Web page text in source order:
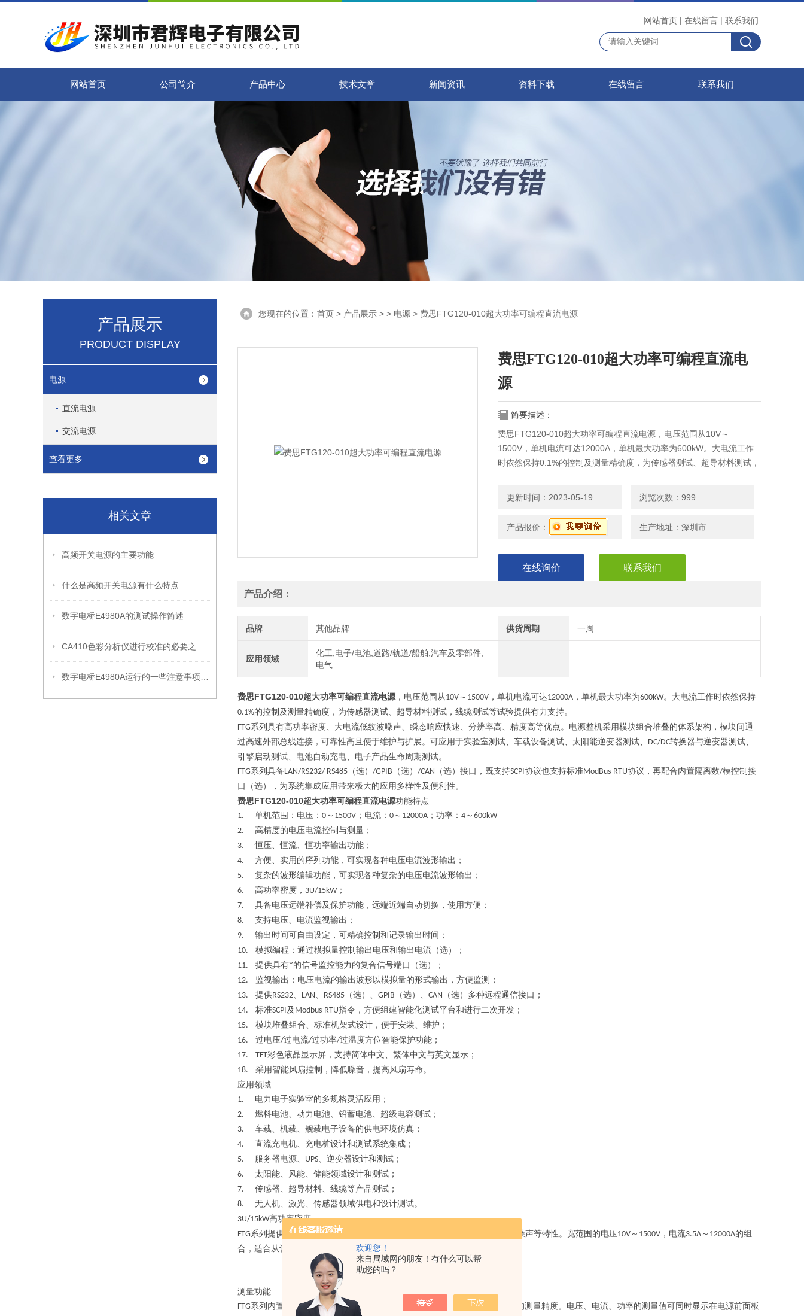
欢迎您！
来自局域网的朋友！有什么可以帮
助您的吗？
网站首页 | 在线留言 | 联系我们
网站首页 公司简介 产品中心 技术文章 新闻资讯 资料下载 在线留言 联系我们
产品展示
PRODUCT DISPLAY
电源
直流电源
交流电源
查看更多
相关文章
高频开关电源的主要功能
什么是高频开关电源有什么特点
数字电桥E4980A的测试操作简述
您现在的位置： 首页 > 产品展示 > > 电源 > 费思FTG120-010超大功率可编程直流电源
费思FTG120-010超大功率可编程直流电
源
简要描述：
费思FTG120-010超大功率可编程直流电源，电压范围从10V～
1500V，单机电流可达12000A，单机最大功率为600kW。大电流工作
时依然保持0.1%的控制及测量精确度，为传感器测试、超导材料测试，
更新时间：2023-05-19 浏览次数：999
产品报价： 生产地址：深圳市
在线询价 联系我们
产品介绍：
品牌 其他品牌 供货周期 一周
应用领域
化工,电子/电池,道路/轨道/船舶,汽车及零部件,
电气
费思FTG120-010超大功率可编程直流电源，电压范围从10V ～ 1500V ，单机电流可达12000A ，单机最大功率为600kW。大电流工作时依然保持
0.1%的控制及测量精确度，为传感器测试、超导材料测试，线缆测试等试验提供有力支持。
FTG系列具有高功率密度、大电流低纹波噪声、瞬态响应快速、分辨率高、精度高等优点。电源整机采用模块组合堆叠的体系架构，模块间通
过高速外部总线连接，可靠性高且便于维护与扩展。可应用于实验室测试、车载设备测试、太阳能逆变器测试、 DC/DC转换器与逆变器测试、
引擎启动测试、电池自动充电、电子产品生命周期测试。
FTG系列具备LAN/RS232/ RS485 （选） /GPIB （选） /CAN （选）接口，既支持SCPI协议也支持标准ModBus-RTU协议，再配合内置隔离数/模控制接
口（选），为系统集成应用带来极大的应用多样性及便利性。
费思FTG120-010超大功率可编程直流电源功能特点
1. 单机范围：电压： 0 ～ 1500V ；电流： 0 ～ 12000A ；功率： 4 ～ 600kW
2. 高精度的电压电流控制与测量；
3.恒压、恒流、恒功率输出功能；
4. 方便、实用的序列功能，可实现各种电压电流波形输出；
5. 复杂的波形编辑功能，可实现各种复杂的电压电流波形输出；
6. 高功率密度， 3U/15kW；
7. 具备电压远端补偿及保护功能，远端近端自动切换，使用方便；
8. 支持电压、电流监视输出；
9. 输出时间可自由设定，可精确控制和记录输出时间；
10. 模拟编程：通过模拟量控制输出电压和输出电流（选）；
11. 提供具有*的信号监控能力的复合信号端口（选）；
12. 监视输出：电压电流的输出波形以模拟量的形式输出，方便监测；
13. 提供RS232、 LAN、 RS485 （选）、 GPIB （选）、 CAN （选）多种远程通信接口；
14. 标准SCPI及 Modbus-RTU指令，方便组建智能化测试平台和进行二次开发；
15. 模块堆叠组合、标准机架式设计，便于安装、维护；
16. 过电压/过电流/过功率/过温度方位智能保护功能；
17. TFT彩色液晶显示屏，支持简体中文、繁体中文与英文显示；
18. 采用智能风扇控制，降低噪音，提高风扇寿命。
应用领域
1. 电力电子实验室的多规格灵活应用；
2. 燃料电池、动力电池、铅蓄电池、超级电容测试；
3. 车载、机载、舰载电子设备的供电环境仿真；
4. 直流充电机、充电桩设计和测试系统集成；
5. 服务器电源、 UPS、逆变器设计和测试；
6. 太阳能、风能、储能领域设计和测试；
7. 传感器、超导材料、线缆等产品测试；
8. 无人机、激光、传感器领域供电和设计测试。
3U/15kW高功率密度
FTG系列提供了3U/15kW的高功率密度，具有输出精准、响应快速以及低纹波噪声等特性。宽范围的电压10V ～ 1500V ，电流3.5A ～ 12000A的组
合，适合从设计到产品生产流程的每一个测试验证环节。
测量功能
FTG系列内置 16bits 高精度A/D转换器，电压 0.1%+0.1%F.S. 0.1%+0.2%F.S.
的测量精度。电压、电流、功率的测量值可同时显示在电源前面板